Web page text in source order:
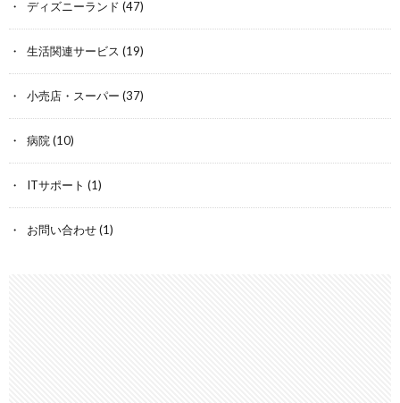
ディズニーランド (47)
生活関連サービス (19)
小売店・スーパー (37)
病院(10)
ITサポート (1)
お問い合わせ(1)